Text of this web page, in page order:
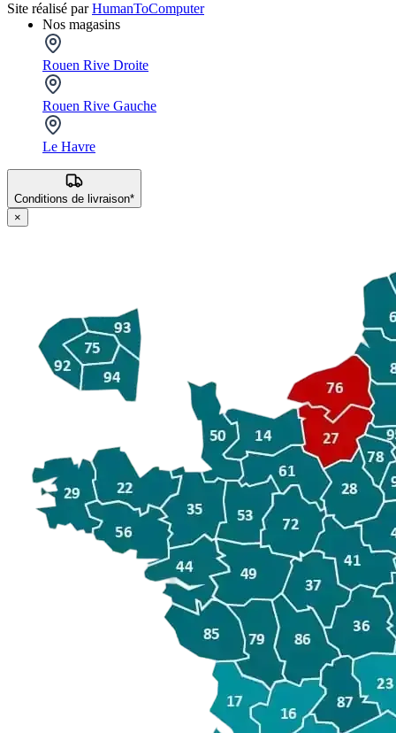
Site réalisé parHumanToComputer
Nos magasins
Rouen Rive Droite
Rouen Rive Gauche
Le Havre
Conditions de livraison*
×